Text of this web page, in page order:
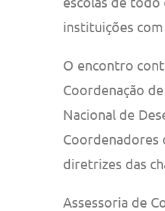
instituições
O encontro
Coordenação
Nacional de
Coordenadores
diretrizes das
Assessoria de